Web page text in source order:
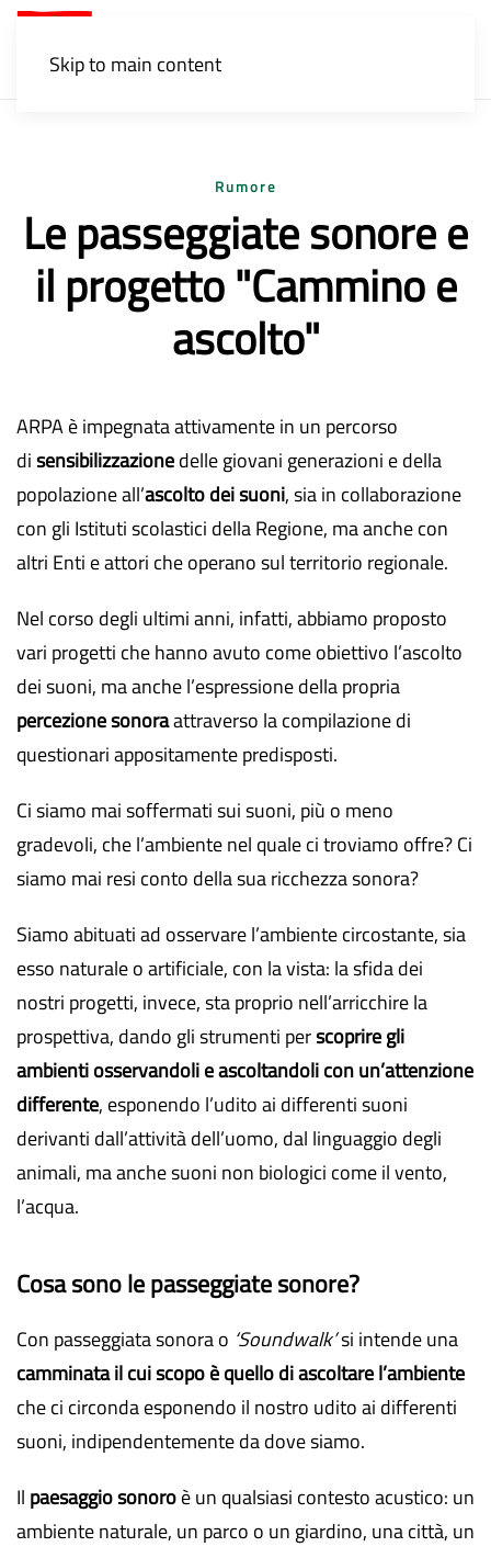
Skip to main content
Rumore
Le passeggiate sonore e
il progetto "Cammino e
ascolto"
ARPA è impegnata attivamente in un percorso
disensibilizzazionedelle giovani generazioni e della
popolazione all’ascolto dei suoni, sia in collaborazione
con gli Istituti scolastici della Regione, ma anche con
altri Enti e attori che operano sul territorio regionale.
Nel corso degli ultimi anni, infatti, abbiamo proposto
vari progetti che hanno avuto come obiettivo l’ascolto
dei suoni, ma anche l’espressione della propria
percezione sonoraattraverso la compilazione di
questionari appositamente predisposti.
Ci siamo mai soffermati sui suoni, più o meno
gradevoli, che l’ambiente nel quale ci troviamo offre? Ci
siamo mai resi conto della sua ricchezza sonora?
Siamo abituati ad osservare l’ambiente circostante, sia
esso naturale o artificiale, con la vista: la sfida dei
nostri progetti, invece, sta proprio nell’arricchire la
prospettiva, dando gli strumenti perscoprire gli
ambienti osservandoli e ascoltandoli con un’attenzione
differente, esponendo l’udito ai differenti suoni
derivanti dall’attività dell’uomo, dal linguaggio degli
animali, ma anche suoni non biologici come il vento,
l’acqua.
Cosa sono le passeggiate sonore?
Con passeggiata sonora o ‘Soundwalk’si intende una
camminata il cui scopo è quello di ascoltare l’ambiente
che ci circonda esponendo il nostro udito ai differenti
suoni, indipendentemente da dove siamo.
Il paesaggio sonoroè un qualsiasi contesto acustico: un
ambiente naturale, un parco o un giardino, una città, un